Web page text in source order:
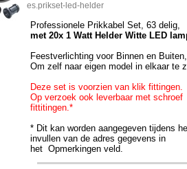
es.prikset-led-helder
Professionele Prikkabel Set, 63 delig,
met 20x 1 Watt Helder Witte LED
Feestverlichting voor Binnen en Buiten,
Om zelf naar eigen model in elkaar te
Deze set is voorzien van klik fittingen.
Op verzoek ook leverbaar met schroef
fittitingen.*
* Dit kan worden aangegeven tijdens
invullen van de adres gegevens in
het Opmerkingen veld.